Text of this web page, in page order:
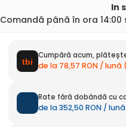
In
Comandă până în ora 14:00
Cumpără acum,
de la 78,57 RON /
Rate fără dobândă cu
de la 352,50 RON /